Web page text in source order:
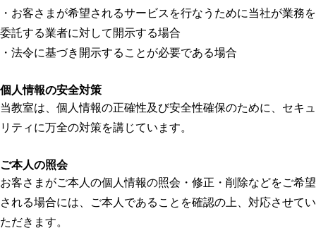
・お客さまが希望されるサービスを行なうために当社が業務を
委託する業者に対して開示する場合
・法令に基づき開示することが必要である場合
個人情報の安全対策
当教室は、個人情報の正確性及び安全性確保のために、セキュ
リティに万全の対策を講じています。
ご本人の照会
お客さまがご本人の個人情報の照会・修正・削除などをご希望
される場合には、ご本人であることを確認の上、対応させてい
ただきます。